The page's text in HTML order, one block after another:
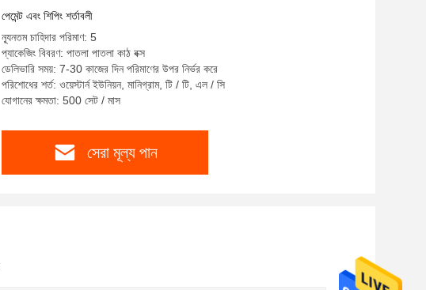
পেমেন্ট এবং শিপিং শর্তাবলী
ন্যূনতম চাহিদার পরিমাণ: 5
প্যাকেজিং বিবরণ: পাতলা পাতলা কাঠ বক্স
ডেলিভারি সময়: 7-30 কাজের দিন পরিমাণের উপর নির্ভর করে
পরিশোধের শর্ত: ওয়েস্টার্ন ইউনিয়ন, মানিগ্রাম, টি / টি, এল / সি
যোগানের ক্ষমতা: 500 সেট / মাস
সেরা মূল্য পান